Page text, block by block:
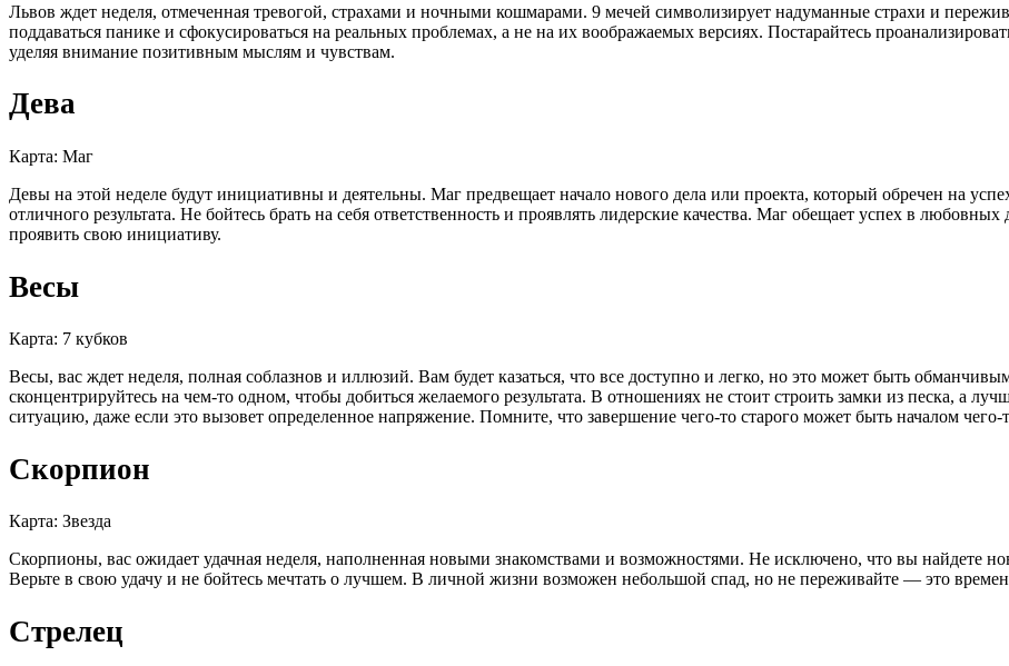
Львов ждет неделя, отмеченная тревогой, страхами и ночными кошмарами. 9 мечей символизирует надуманные страхи и
поддаваться панике и сфокусироваться на реальных проблемах, а не на их воображаемых версиях. Постарайтесь
уделяя внимание позитивным мыслям и чувствам.
Дева
Карта: Маг
Девы на этой неделе будут инициативны и деятельны. Маг предвещает начало нового дела или проекта, который обречен на
отличного результата. Не бойтесь брать на себя ответственность и проявлять лидерские качества. Маг обещает успех в
проявить свою инициативу.
Весы
Карта: 7 кубков
Весы, вас ждет неделя, полная соблазнов и иллюзий. Вам будет казаться, что все доступно и легко, но это может быть
сконцентрируйтесь на чем-то одном, чтобы добиться желаемого результата. В отношениях не стоит строить замки из песка, а
ситуацию, даже если это вызовет определенное напряжение. Помните, что завершение чего-то старого может быть началом
Скорпион
Карта: Звезда
Скорпионы, вас ожидает удачная неделя, наполненная новыми знакомствами и возможностями. Не исключено, что вы найдете
Верьте в свою удачу и не бойтесь мечтать о лучшем. В личной жизни возможен небольшой спад, но не переживайте — это
Стрелец